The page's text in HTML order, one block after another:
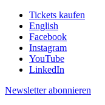
Tickets kaufen
English
Facebook
Instagram
YouTube
LinkedIn
Newsletter abonnieren